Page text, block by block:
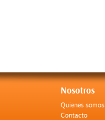
Nosotros
Quienes somos
Contacto